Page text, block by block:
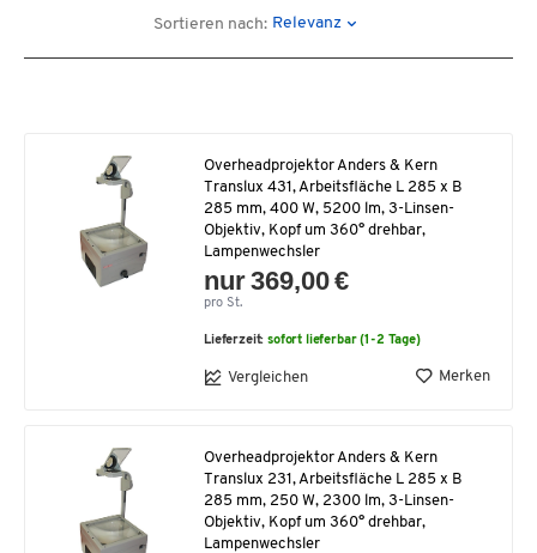
Sortieren nach: Relevanz
Overheadprojektor Anders & Kern
Translux 431, Arbeitsfläche L 285 x B
285 mm, 400 W, 5200 lm, 3-Linsen-
Objektiv, Kopf um 360° drehbar,
Lampenwechsler
nur 369,00 €
pro St.
Lieferzeit:sofort lieferbar (1-2 Tage)
Vergleichen Merken
Overheadprojektor Anders & Kern
Translux 231, Arbeitsfläche L 285 x B
285 mm, 250 W, 2300 lm, 3-Linsen-
Objektiv, Kopf um 360° drehbar,
Lampenwechsler